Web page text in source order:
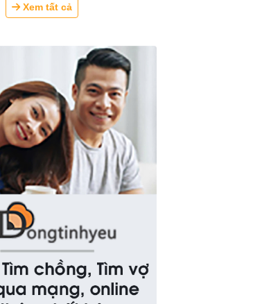
Xem tất cả